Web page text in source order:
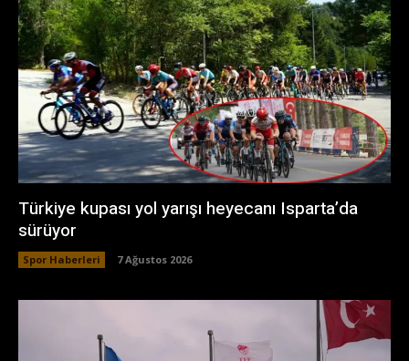
Türkiye kupası yol yarışı heyecanı Isparta’da
sürüyor
Spor Haberleri 7 Ağustos 2026